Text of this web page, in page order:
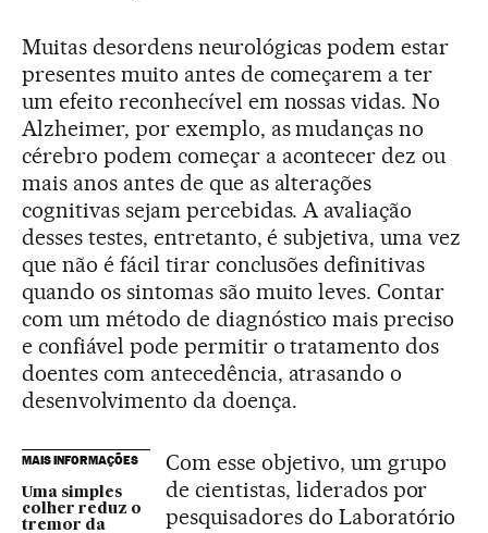
Muitas desordens neurológicas podem estar
presentes muito antes de começarem a ter
um efeito reconhecível em nossas vidas. No
Alzheimer, por exemplo, as mudanças no
cérebro podem começar a acontecer dez ou
mais anos antes de que as alterações
cognitivas sejam percebidas. A avaliação
desses testes, entretanto, é subjetiva, uma vez
que não é fácil tirar conclusões definitivas
quando os sintomas são muito leves. Contar
com um método de diagnóstico mais preciso
e confiável pode permitir o tratamento dos
doentes com antecedência, atrasando o
desenvolvimento da doença.
MAIS INFORMAÇÕES
Uma simples
colher reduz o
tremor da
Com esse objetivo, um grupo
de cientistas, liderados por
pesquisadores do Laboratório